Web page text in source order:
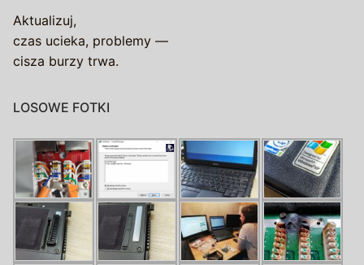
Aktualizuj,
czas ucieka, problemy —
cisza burzy trwa.
LOSOWE FOTKI